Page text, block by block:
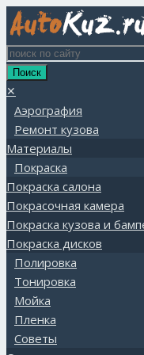
✕
Аэрография
Ремонт кузова
Материалы
Покраска
Покраска салона
Покрасочная камера
Покраска кузова и
Покраска дисков
Полировка
Тонировка
Мойка
Пленка
Советы